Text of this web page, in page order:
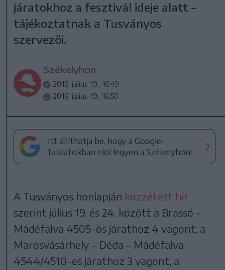
járatokhoz a fesztivál ideje alatt –
tájékoztatnak a Tusványos
szervezői.
Székelyhon
2016. július 19., 16:49
2016. július 19., 16:50
Itt állíthatja be, hogy a Google-
találatokban elöl legyen a Székelyhon!
A Tusványos honlapján közzétett hír
szerint július 19. és 24. között a Brassó –
Mádéfalva 4505-ös járathoz 4 vagont, a
Marosvásárhely – Déda – Mádéfalva
4544/4510-es járathoz 3 vagont, a